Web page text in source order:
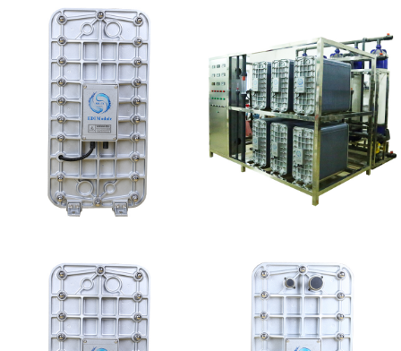
MK-TC50 EDI模块 MK-TC50 EDI设备
MK-TC100 EDI超纯水
EDI设备维修